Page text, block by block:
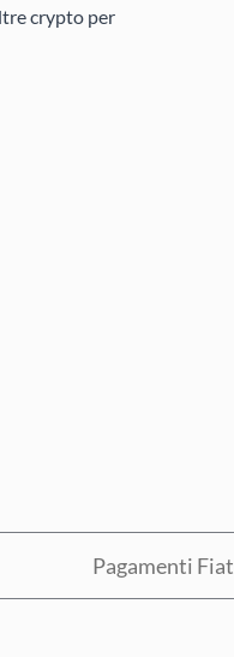
crypto per
Pagamenti Fiat